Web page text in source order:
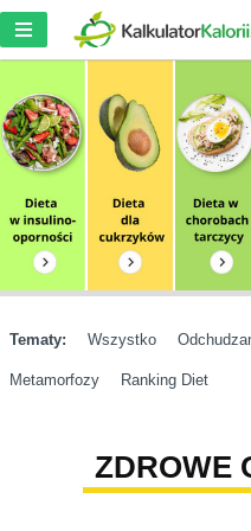
Tematy: Wszystko
Metamorfozy Ranking Diet
ZDROWE